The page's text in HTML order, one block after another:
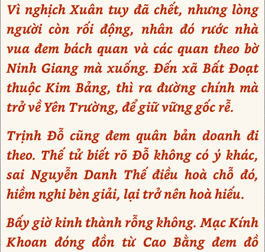
Vì nghịch Xuân tuy đã chết, nhưng lòng
người còn rối động, nhân đó rước nhà
vua đem bách quan và các quan theo bờ
Ninh Giang mà xuống. Đến xã Bất Đoạt
thuộc Kim Bảng, thì ra đường chính mà
trở về Yên Trường, để giữ vững gốc rễ.
Trịnh Đỗ cũng đem quân bản doanh đi
theo. Thế tử biết rõ Đỗ không có ý khác,
sai Nguyễn Danh Thế điều hoà chỗ đó,
hiềm nghi bèn giải, lại trở nên hoà hiếu.
Bấy giờ kinh thành rỗng không. Mạc Kính
Khoan đóng đồn từ Cao Bằng đem đồ